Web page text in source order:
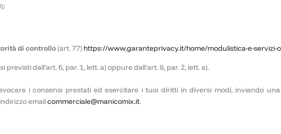
di controllo(art. 77) https://www.garanteprivacy.it/home/modulistica-e-servizi-
previsti dall’art. 6, par. 1, lett. a) oppure dall’art. 9, par. 2, lett. a).
i consensi prestati ed esercitare i tuoi diritti in diversi modi, inviando
emailcommerciale@manicomix.it.